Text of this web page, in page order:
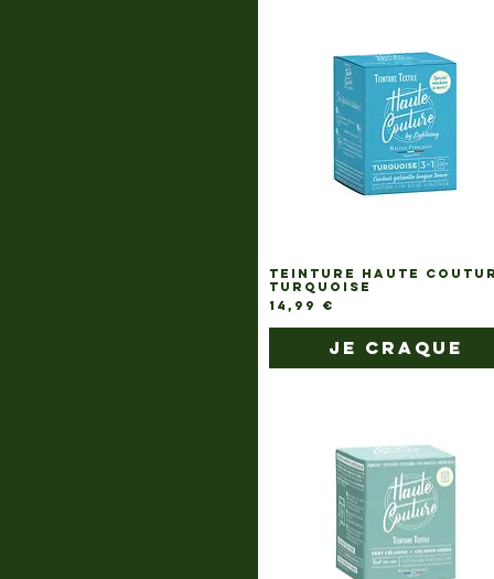
TEINTURE HAUTE
TURQUOISE
Prix
14,99 €
je craque